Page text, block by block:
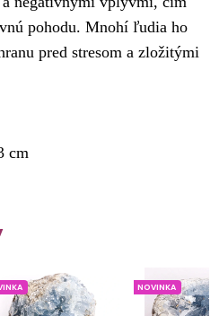
pohodu. Mnohí ľudia ho
pred stresom a zložitými
cm
NOVINKA